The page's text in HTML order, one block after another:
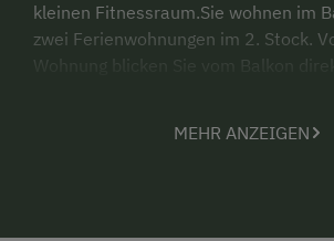
kleinen Fitnessraum.Sie wohnen im
zwei Ferienwohnungen im 2. Stock.
Wohnung blicken Sie vom Balkon
Essgeschirr, Bettwänsche und
MEHR ANZEIGEN